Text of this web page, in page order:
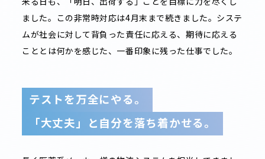
ました。この非常時対応は4月末まで続きました。システ
ムが社会に対して背負った責任に応える、期待に応える
こととは何かを感じた、一番印象に残った仕事でした。
テストを万全にやる。
「大丈夫」と自分を落ち着かせる。